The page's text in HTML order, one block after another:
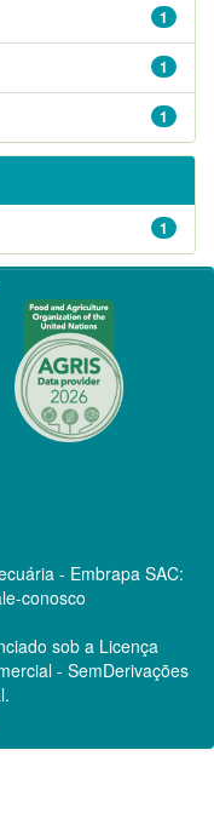
1
1
1
1
- Embrapa SAC:
conosco
sob a Licença
- SemDerivações